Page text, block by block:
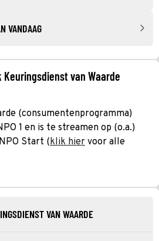
VANDAAG
van Waarde
(consumentenprogramma)
1 en is te streamen op (o.a.)
Start (klik hier voor alle
VAN WAARDE